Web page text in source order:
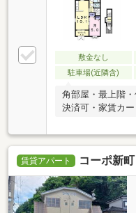
敷金なし
駐車場(近隣含)
角部屋・最上階
決済可・家賃カ
賃貸アパート コーポ新町